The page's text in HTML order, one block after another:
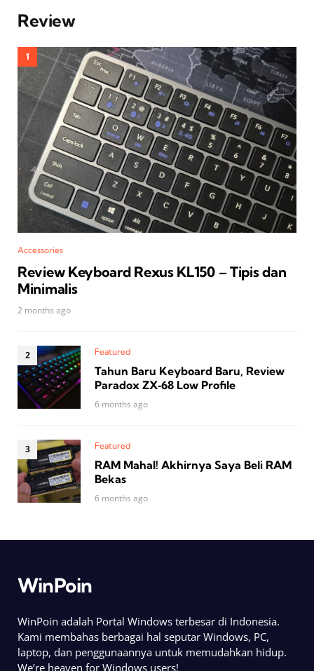
Review
Accessories
Review Keyboard Rexus KL150 – Tipis dan
Minimalis
2 months ago
Featured
Tahun Baru Keyboard Baru, Review
Paradox ZX‑68 Low Profile
6 months ago
Featured
RAM Mahal! Akhirnya Saya Beli RAM
Bekas
6 months ago
WinPoin
WinPoin adalah Portal Windows terbesar di Indonesia.
Kami membahas berbagai hal seputar Windows, PC,
laptop, dan penggunaannya untuk memudahkan hidup.
We’re heaven for Windows users!